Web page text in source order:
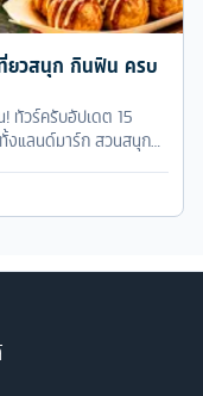
ที่ยวสนุก กินฟิน ครบ
ทัวร์ครับอัปเดต 15
งแลนด์มาร์ก สวนสนุก